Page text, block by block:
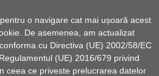
o navigare cat mai ușoară acest
De asemenea, am actualizat
cu Directiva (UE) 2002/58/EC
(UE) 2016/679 privind
ceea ce priveste prelucrarea datelor
Vlădeni